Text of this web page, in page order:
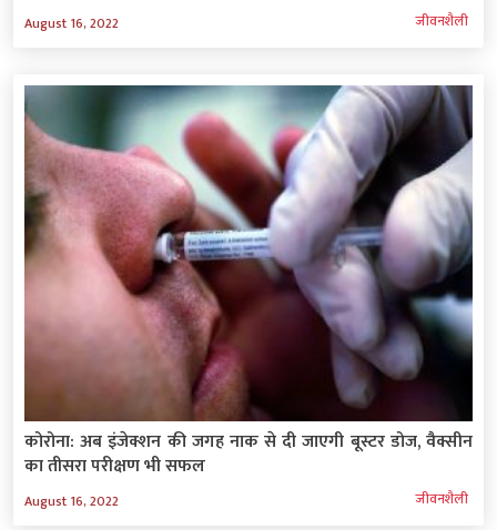
August 16, 2022 जीवनशैली
कोरोना: अब इंजेक्शन की जगह नाक से दी जाएगी बूस्टर डोज, वैक्सीन
का तीसरा परीक्षण भी सफल
August 16, 2022 जीवनशैली